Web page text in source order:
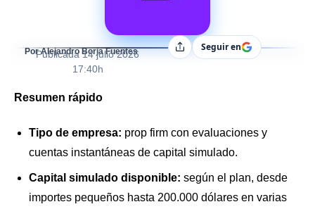
Por Alejandro Borja Fuentes
Publicada 14 julio 2026
17:40h
CompartirSeguir en
Resumen rápido
Tipo de empresa: prop firm con evaluaciones y
cuentas instantáneas de capital simulado.
Capital simulado disponible: según el plan, desde
importes pequeños hasta 200.000 dólares en varias